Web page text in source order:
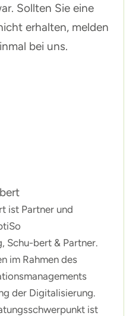
Sollten Sie eine
erhalten, melden
bei uns.
ist Partner und
Schu-bert & Partner.
im Rahmen des
der Digitalisierung.
ist